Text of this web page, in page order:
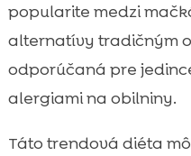
popularite medzi
alternatívy tradičným
odporúčaná pre
alergiami na obilniny.
Táto trendová diéta